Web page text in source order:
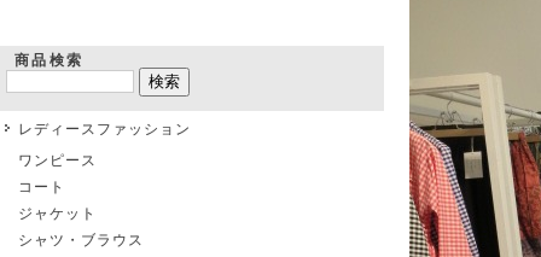
商品検索
レディースファッション
ワンピース
コート
ジャケット
シャツ・ブラウス